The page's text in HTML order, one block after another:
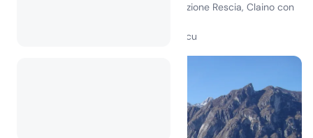
Grotte di Rescia, Via Porlezza 63, Frazione Rescia, Claino con
ogledov v zadnjem mesecu